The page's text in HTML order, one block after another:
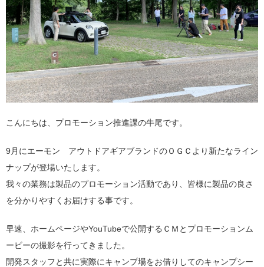
こんにちは、プロモーション推進課の牛尾です。
9月にエーモン アウトドアギアブランドのＯＧＣより新たなライン
ナップが登場いたします。
我々の業務は製品のプロモーション活動であり、皆様に製品の良さ
を分かりやすくお届けする事です。
早速、ホームページやYouTubeで公開するＣＭとプロモーションム
ービーの撮影を行ってきました。
開発スタッフと共に実際にキャンプ場をお借りしてのキャンプシー